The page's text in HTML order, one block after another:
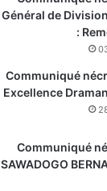
Général de
:
Communiqué
Excellence
Communiqué
SAWADOGO